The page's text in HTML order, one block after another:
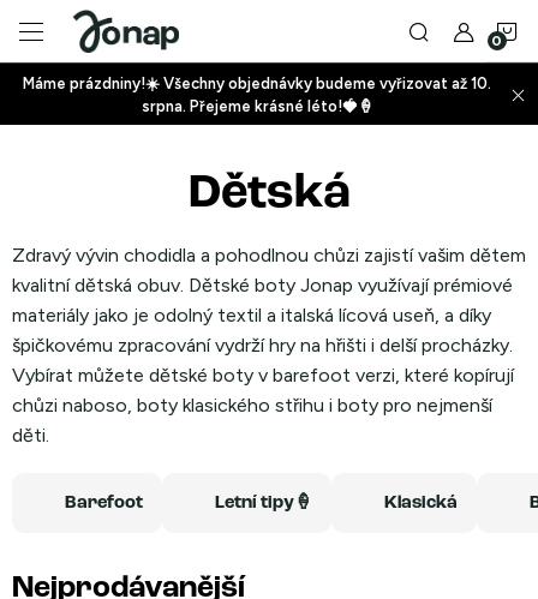
obsah
+
+
Máme prázdniny!☀️ Všechny objednávky budeme vyřizovat až 10.
srpna. Přejeme krásné léto!🍓🍦
Dětská
Zdravý vývin chodidla a pohodlnou chůzi zajistí vašim dětem
kvalitní dětská obuv. Dětské boty Jonap využívají prémiové
materiály jako je odolný textil a italská lícová useň, a díky
špičkovému zpracování vydrží hry na hřišti i delší procházky.
Vybírat můžete dětské boty v barefoot verzi, které kopírují
chůzi naboso, boty klasického střihu i boty pro nejmenší
děti.
Barefoot Letní tipy🍦 Klasická
Nejprodávanější